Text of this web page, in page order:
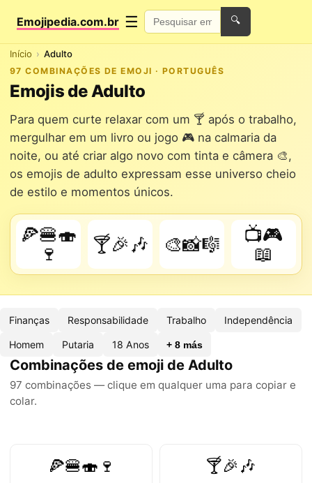
Emojipedia.com.br ☰ 🔍
Início Adulto
97 COMBINAÇÕES DE EMOJI · PORTUGUÊS
Emojis de Adulto
Para quem curte relaxar com um 🍸 após o trabalho,
mergulhar em um livro ou jogo 🎮 na calmaria da
noite, ou até criar algo novo com tinta e câmera 🎨,
os emojis de adulto expressam esse universo cheio
de estilo e momentos únicos.
🍕🍔🍣
🍷
🍸🎉🎶 🎨📸🎼
📺🎮
📖
Finanças Responsabilidade Trabalho Independência
Homem Putaria 18 Anos + 8 más
Combinações de emoji de Adulto
97 combinações — clique em qualquer uma para copiar e
colar.
🍕🍔🍣🍷 🍸🎉🎶